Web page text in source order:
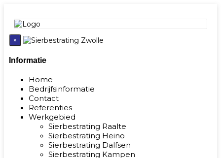
×
Informatie
Home
Bedrijfsinformatie
Contact
Referenties
Werkgebied
Sierbestrating Raalte
Sierbestrating Heino
Sierbestrating Dalfsen
Sierbestrating Kampen